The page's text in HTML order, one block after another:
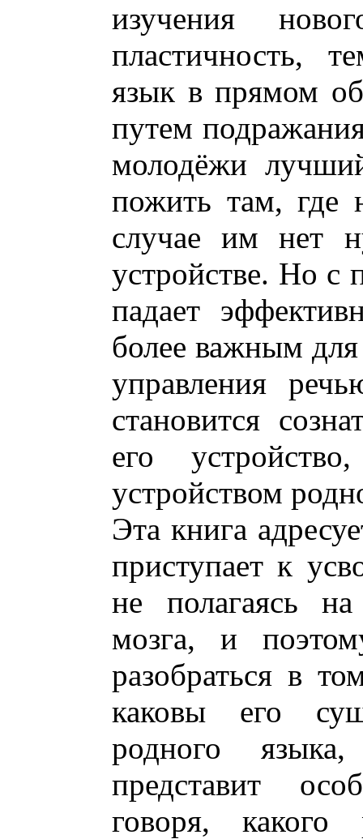
изучения
пластичность,
язык в прямом
путем
молодёжи
пожить там, где
случае им нет
устройстве. Но с
падает
более важным
управления
становится
его
устройством
Эта книга
приступает к
не полагаясь
мозга, и
разобраться в
каковы его
родного
представит
говоря, какого